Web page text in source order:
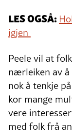
LES OGSÅ:
igjen
Peele vil at
nærleiken av
nok å tenkje
kor mange
vere
med folk frå